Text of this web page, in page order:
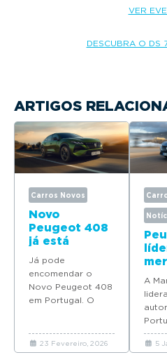
VER
DESCUBRA O DS
ARTIGOS
Carros Novos
Novo
Peugeot 408
já está
disponível
para
encomenda
em Portugal
Já pode
encomendar o
Novo Peugeot 408
em Portugal. O
com preços a
partir de 37.065
23 Fevereiro, 2026
A
ano
5